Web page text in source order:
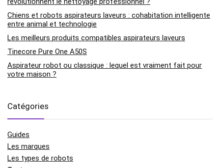
Chiens et robots aspirateurs laveurs : cohabitation intelligente
entre animal et technologie
Les meilleurs produits compatibles aspirateurs laveurs
Tinecore Pure One A50S
Aspirateur robot ou classique : lequel est vraiment fait pour
votre maison ?
Catégories
Guides
Les marques
Les types de robots